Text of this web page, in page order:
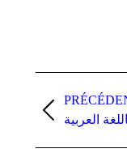
article
Article
précédent
:
العربية